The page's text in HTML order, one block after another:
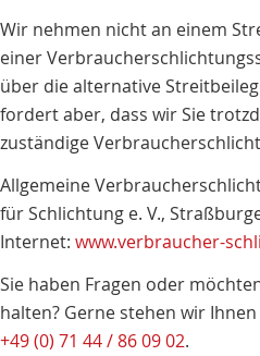
Wir nehmen nicht an einem
einer
über die alternative
fordert aber, dass wir Sie
zuständige
Allgemeine
für Schlichtung e. V.,
Internet: www.verbraucher-
Sie haben Fragen oder
halten? Gerne stehen wir
+49 (0) 71 44 / 86 09 02.